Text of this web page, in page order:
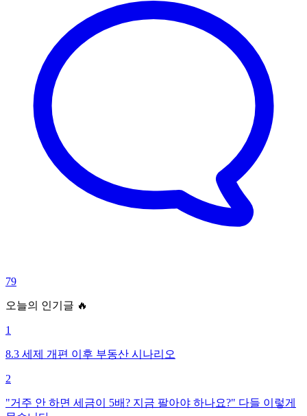
79
오늘의 인기글 🔥
1
8.3 세제 개편 이후 부동산 시나리오
2
"거주 안 하면 세금이 5배? 지금 팔아야 하나요?" 다들 이렇게